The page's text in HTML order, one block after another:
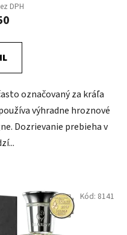
DPH
označovaný za kráľa
výhradne hroznové
Dozrievanie prebieha v
Kód: 8141